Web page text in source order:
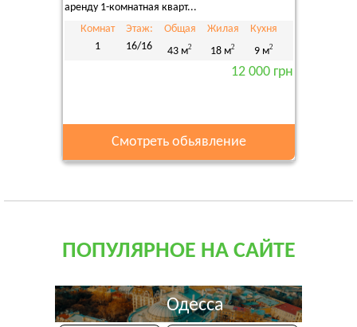
аренду 1-комнатная кварт...
Комнат
1
Этаж:
16/16
Общая
43 м2
Жилая
18 м2
Кухня
9 м2
12 000 грн
Смотреть обьявление
ПОПУЛЯРНОЕ НА САЙТЕ
Одесса